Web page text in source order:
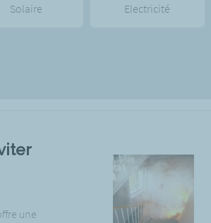
Solaire Electricité
une